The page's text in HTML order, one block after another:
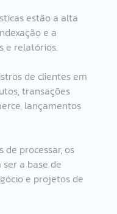
estão a alta
e a
e relatórios.
de clientes em
transações
lançamentos
de processar, os
a base de
e projetos de